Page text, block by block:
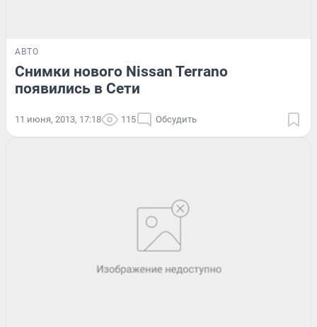
АВТО
Снимки нового Nissan Terrano
появились в Сети
11 июня, 2013, 17:18 115 Обсудить